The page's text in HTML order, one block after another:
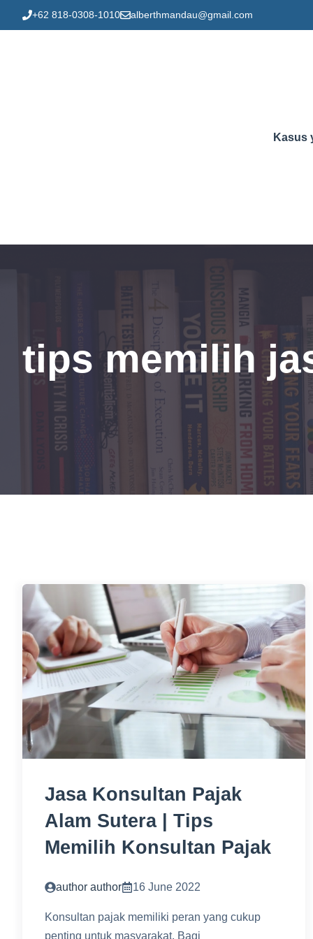
to
+62 818-0308-1010 alberthmandau@gmail.com
Kasus
tips memilih
Jasa Konsultan Pajak
Alam Sutera | Tips
Memilih Konsultan Pajak
author author 16 June 2022
Konsultan pajak memiliki peran yang cukup
penting untuk masyarakat. Bagi